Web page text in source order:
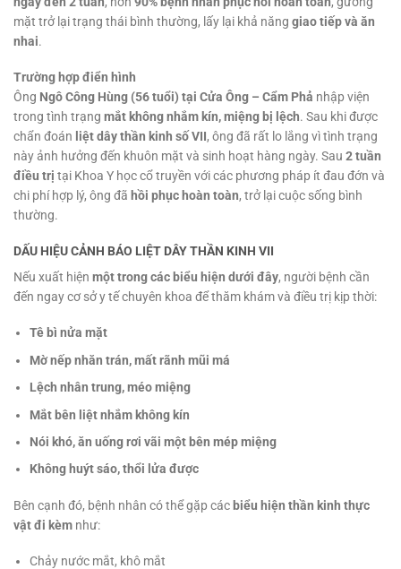
mặt trở lại trạng thái bình thường, lấy lại khả năng giao tiếp và ăn
nhai.
Trường hợp điển hình
Ông Ngô Công Hùng (56 tuổi) tại Cửa Ông – Cẩm Phả nhập viện
trong tình trạng mắt không nhắm kín, miệng bị lệch. Sau khi được
chẩn đoán liệt dây thần kinh số VII, ông đã rất lo lắng vì tình trạng
này ảnh hưởng đến khuôn mặt và sinh hoạt hàng ngày. Sau 2 tuần
điều trị tại Khoa Y học cổ truyền với các phương pháp ít đau đớn và
chi phí hợp lý, ông đã hồi phục hoàn toàn, trở lại cuộc sống bình
thường.
DẤU HIỆU CẢNH BÁO LIỆT DÂY THẦN KINH VII
Nếu xuất hiện một trong các biểu hiện dưới đây, người bệnh cần
đến ngay cơ sở y tế chuyên khoa để thăm khám và điều trị kịp thời:
Tê bì nửa mặt
Mờ nếp nhăn trán, mất rãnh mũi má
Lệch nhân trung, méo miệng
Mắt bên liệt nhắm không kín
Nói khó, ăn uống rơi vãi một bên mép miệng
Không huýt sáo, thổi lửa được
Bên cạnh đó, bệnh nhân có thể gặp cácbiểu hiện thần kinh thực
vật đi kèm như:
Chảy nước mắt, khô mắt